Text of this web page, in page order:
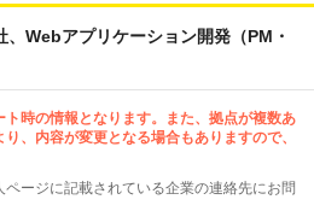
、Webアプリケーション開発（PM・
時の情報となります。また、拠点が複数あ
、内容が変更となる場合もありますので、
ージに記載されている企業の連絡先にお問